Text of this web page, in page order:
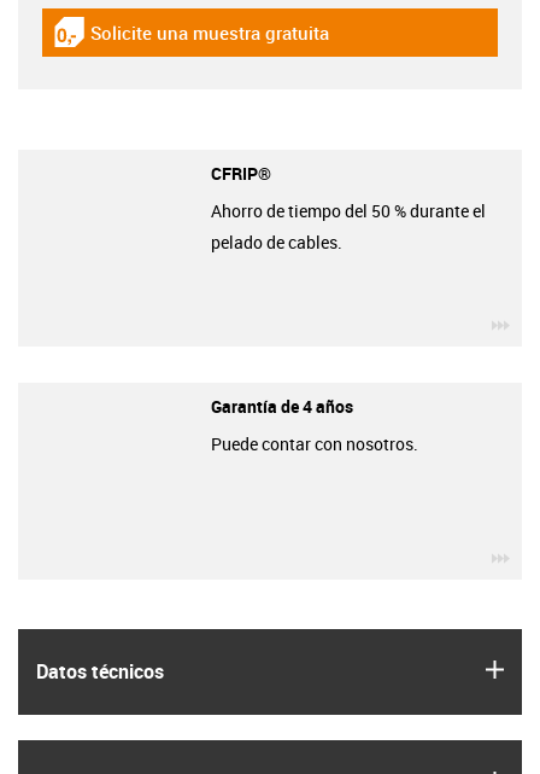
Datos técnicos
igus-icon-gratismuster
Solicite una muestra gratuita
CFRIP®
Ahorro de tiempo del 50 % durante el
pelado de cables.
Garantía de 4 años
Puede contar con nosotros.